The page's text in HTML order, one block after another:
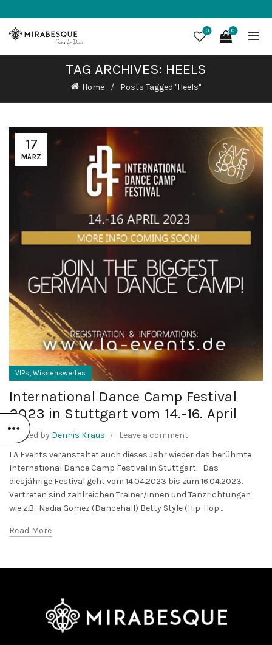
0 0
TAG ARCHIVES: HEELS
Home Posts Tagged "Heels"
17
MÄRZ
VIPs, Wissenswertes
International Dance Camp Festival
2023 in Stuttgart vom 14.-16. April
Posted by Dennis Kraus
Leave a comment
LA Events veranstaltet auch dieses Jahr wieder das berühmte
International Dance Camp Festival in Stuttgart. Das
diesjährige Festival geht vom 14.04.2023 bis zum 16.04.2023.
Vertreten sind zahlreichen Trainer/innen und Tanzrichtungen
wie z.B.: Nadia Gomez (Dancehall) Betty Style (Hip-Hop...
Read More